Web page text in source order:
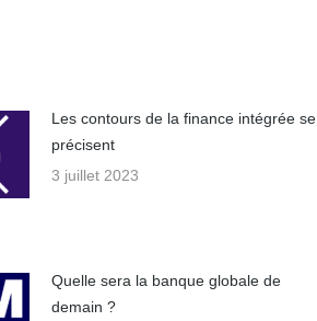
Les contours de la finance intégrée se
précisent
3 juillet 2023
Quelle sera la banque globale de
demain ?